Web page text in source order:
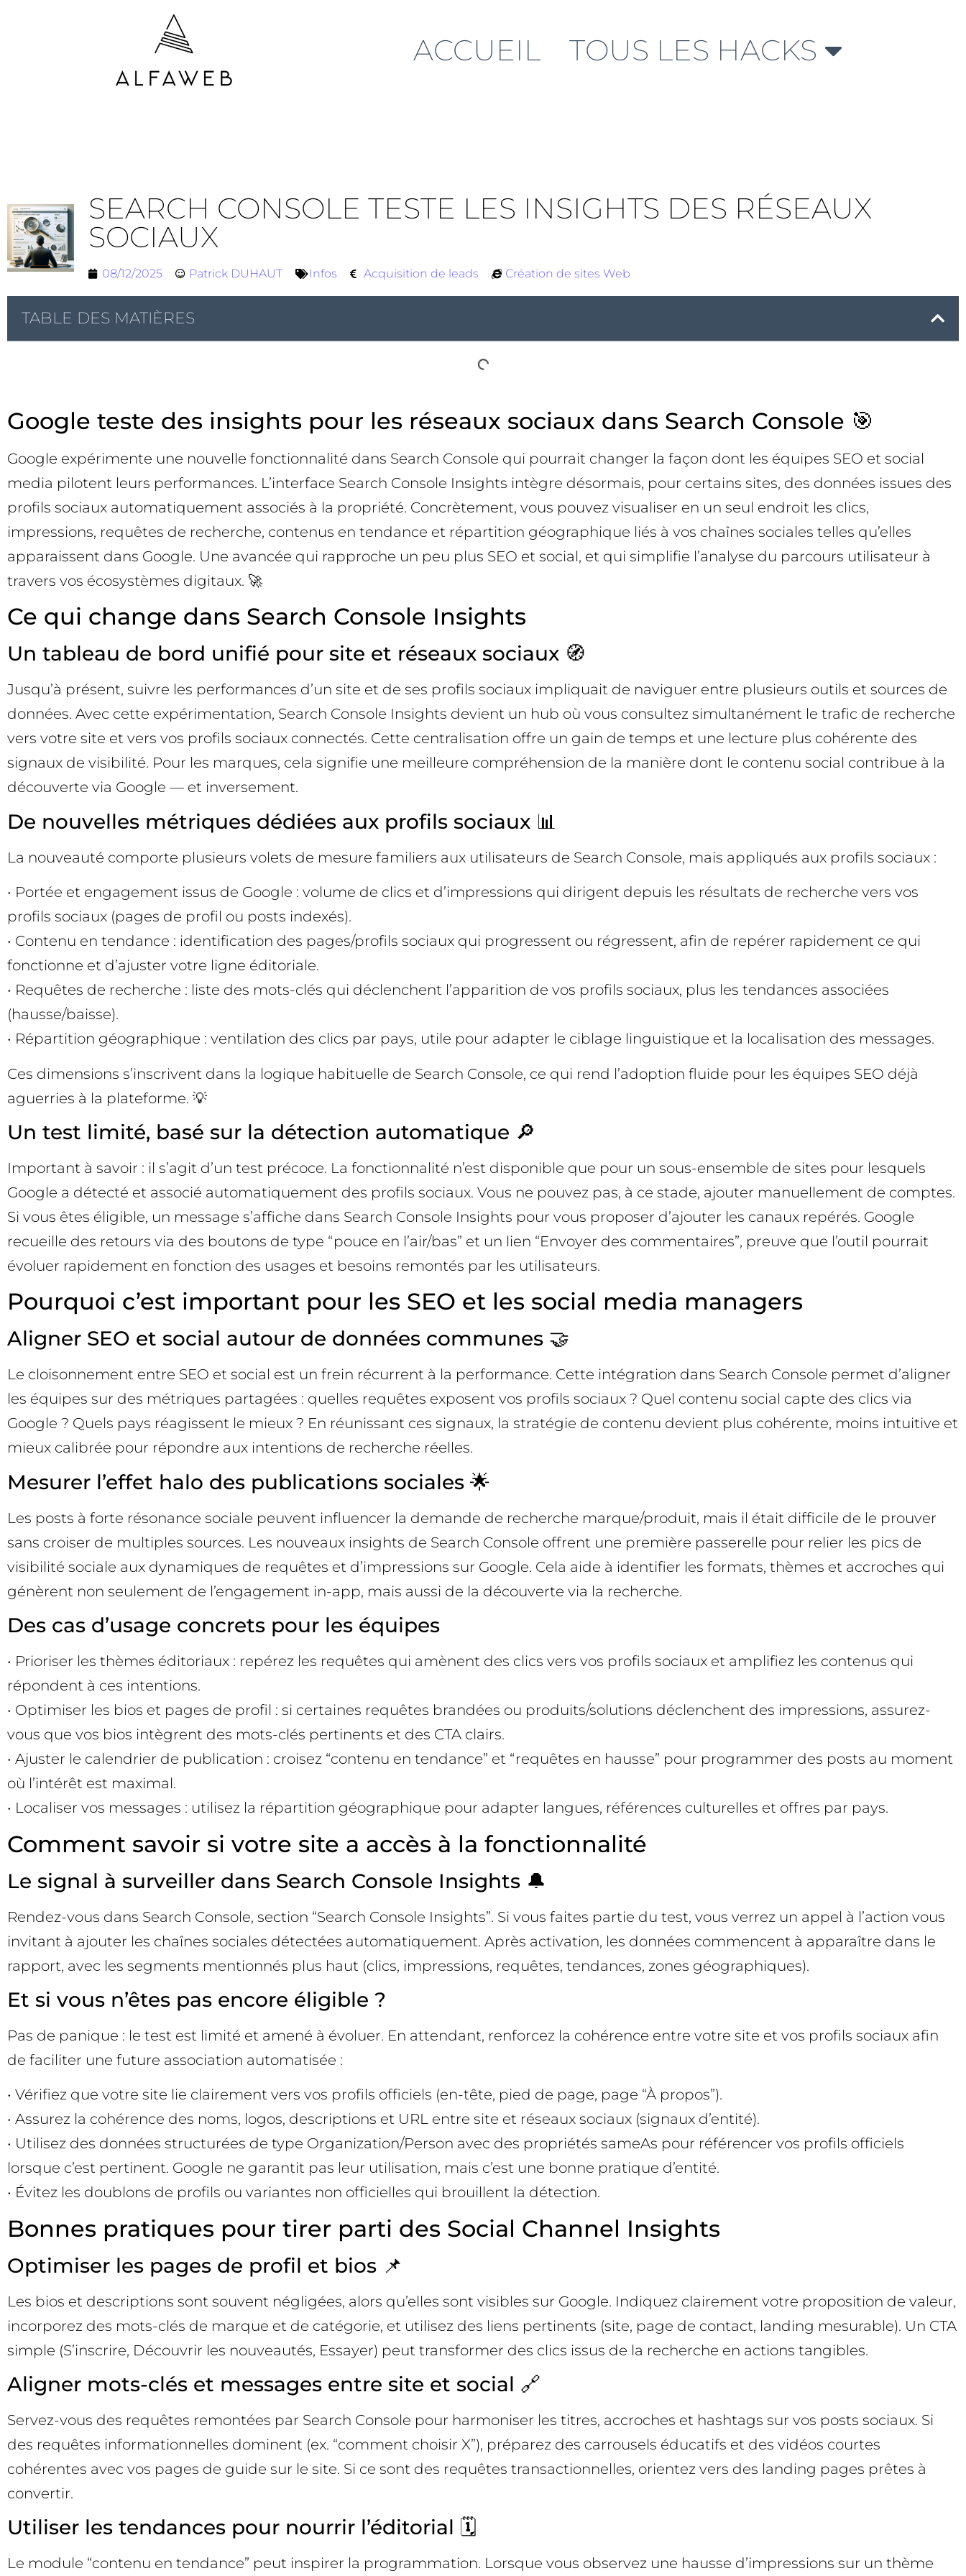
ACCUEIL TOUS LES HACKS
SEARCH CONSOLE TESTE LES INSIGHTS DES RÉSEAUX
SOCIAUX
08/12/2025 Patrick DUHAUT Infos Acquisition de leads Création de sites Web
TABLE DES MATIÈRES
Google teste des insights pour les réseaux sociaux dans Search Console 🎯
Google expérimente une nouvelle fonctionnalité dans Search Console qui pourrait changer la façon dont les équipes SEO et social
media pilotent leurs performances. L’interface Search Console Insights intègre désormais, pour certains sites, des données issues des
profils sociaux automatiquement associés à la propriété. Concrètement, vous pouvez visualiser en un seul endroit les clics,
impressions, requêtes de recherche, contenus en tendance et répartition géographique liés à vos chaînes sociales telles qu’elles
apparaissent dans Google. Une avancée qui rapproche un peu plus SEO et social, et qui simplifie l’analyse du parcours utilisateur à
travers vos écosystèmes digitaux. 🚀
Ce qui change dans Search Console Insights
Un tableau de bord unifié pour site et réseaux sociaux 🧭
Jusqu’à présent, suivre les performances d’un site et de ses profils sociaux impliquait de naviguer entre plusieurs outils et sources de
données. Avec cette expérimentation, Search Console Insights devient un hub où vous consultez simultanément le trafic de recherche
vers votre site et vers vos profils sociaux connectés. Cette centralisation offre un gain de temps et une lecture plus cohérente des
signaux de visibilité. Pour les marques, cela signifie une meilleure compréhension de la manière dont le contenu social contribue à la
découverte via Google — et inversement.
De nouvelles métriques dédiées aux profils sociaux 📊
La nouveauté comporte plusieurs volets de mesure familiers aux utilisateurs de Search Console, mais appliqués aux profils sociaux :
• Portée et engagement issus de Google : volume de clics et d’impressions qui dirigent depuis les résultats de recherche vers vos
profils sociaux (pages de profil ou posts indexés).
• Contenu en tendance : identification des pages/profils sociaux qui progressent ou régressent, afin de repérer rapidement ce qui
fonctionne et d’ajuster votre ligne éditoriale.
• Requêtes de recherche : liste des mots-clés qui déclenchent l’apparition de vos profils sociaux, plus les tendances associées
(hausse/baisse).
• Répartition géographique : ventilation des clics par pays, utile pour adapter le ciblage linguistique et la localisation des messages.
Ces dimensions s’inscrivent dans la logique habituelle de Search Console, ce qui rend l’adoption fluide pour les équipes SEO déjà
aguerries à la plateforme. 💡
Un test limité, basé sur la détection automatique 🔎
Important à savoir : il s’agit d’un test précoce. La fonctionnalité n’est disponible que pour un sous-ensemble de sites pour lesquels
Google a détecté et associé automatiquement des profils sociaux. Vous ne pouvez pas, à ce stade, ajouter manuellement de comptes.
Si vous êtes éligible, un message s’affiche dans Search Console Insights pour vous proposer d’ajouter les canaux repérés. Google
recueille des retours via des boutons de type “pouce en l’air/bas” et un lien “Envoyer des commentaires”, preuve que l’outil pourrait
évoluer rapidement en fonction des usages et besoins remontés par les utilisateurs.
Pourquoi c’est important pour les SEO et les social media managers
Aligner SEO et social autour de données communes 🤝
Le cloisonnement entre SEO et social est un frein récurrent à la performance. Cette intégration dans Search Console permet d’aligner
les équipes sur des métriques partagées : quelles requêtes exposent vos profils sociaux ? Quel contenu social capte des clics via
Google ? Quels pays réagissent le mieux ? En réunissant ces signaux, la stratégie de contenu devient plus cohérente, moins intuitive et
mieux calibrée pour répondre aux intentions de recherche réelles.
Mesurer l’effet halo des publications sociales 🌟
Les posts à forte résonance sociale peuvent influencer la demande de recherche marque/produit, mais il était difficile de le prouver
sans croiser de multiples sources. Les nouveaux insights de Search Console offrent une première passerelle pour relier les pics de
visibilité sociale aux dynamiques de requêtes et d’impressions sur Google. Cela aide à identifier les formats, thèmes et accroches qui
génèrent non seulement de l’engagement in-app, mais aussi de la découverte via la recherche.
Des cas d’usage concrets pour les équipes
• Prioriser les thèmes éditoriaux : repérez les requêtes qui amènent des clics vers vos profils sociaux et amplifiez les contenus qui
répondent à ces intentions.
• Optimiser les bios et pages de profil : si certaines requêtes brandées ou produits/solutions déclenchent des impressions, assurez-
vous que vos bios intègrent des mots-clés pertinents et des CTA clairs.
• Ajuster le calendrier de publication : croisez “contenu en tendance” et “requêtes en hausse” pour programmer des posts au moment
où l’intérêt est maximal.
• Localiser vos messages : utilisez la répartition géographique pour adapter langues, références culturelles et offres par pays.
Comment savoir si votre site a accès à la fonctionnalité
Le signal à surveiller dans Search Console Insights 🔔
Rendez-vous dans Search Console, section “Search Console Insights”. Si vous faites partie du test, vous verrez un appel à l’action vous
invitant à ajouter les chaînes sociales détectées automatiquement. Après activation, les données commencent à apparaître dans le
rapport, avec les segments mentionnés plus haut (clics, impressions, requêtes, tendances, zones géographiques).
Et si vous n’êtes pas encore éligible ?
Pas de panique : le test est limité et amené à évoluer. En attendant, renforcez la cohérence entre votre site et vos profils sociaux afin
de faciliter une future association automatisée :
• Vérifiez que votre site lie clairement vers vos profils officiels (en-tête, pied de page, page “À propos”).
• Assurez la cohérence des noms, logos, descriptions et URL entre site et réseaux sociaux (signaux d’entité).
• Utilisez des données structurées de type Organization/Person avec des propriétés sameAs pour référencer vos profils officiels
lorsque c’est pertinent. Google ne garantit pas leur utilisation, mais c’est une bonne pratique d’entité.
• Évitez les doublons de profils ou variantes non officielles qui brouillent la détection.
Bonnes pratiques pour tirer parti des Social Channel Insights
Optimiser les pages de profil et bios 📌
Les bios et descriptions sont souvent négligées, alors qu’elles sont visibles sur Google. Indiquez clairement votre proposition de valeur,
incorporez des mots-clés de marque et de catégorie, et utilisez des liens pertinents (site, page de contact, landing mesurable). Un CTA
simple (S’inscrire, Découvrir les nouveautés, Essayer) peut transformer des clics issus de la recherche en actions tangibles.
Aligner mots-clés et messages entre site et social 🔗
Servez-vous des requêtes remontées par Search Console pour harmoniser les titres, accroches et hashtags sur vos posts sociaux. Si
des requêtes informationnelles dominent (ex. “comment choisir X”), préparez des carrousels éducatifs et des vidéos courtes
cohérentes avec vos pages de guide sur le site. Si ce sont des requêtes transactionnelles, orientez vers des landing pages prêtes à
convertir.
Utiliser les tendances pour nourrir l’éditorial 🗓️
Le module “contenu en tendance” peut inspirer la programmation. Lorsque vous observez une hausse d’impressions sur un thème